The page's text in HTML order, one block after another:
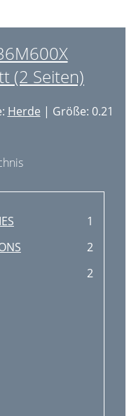
(2 Seiten)
Herde | Größe: 0.21
1
2
2